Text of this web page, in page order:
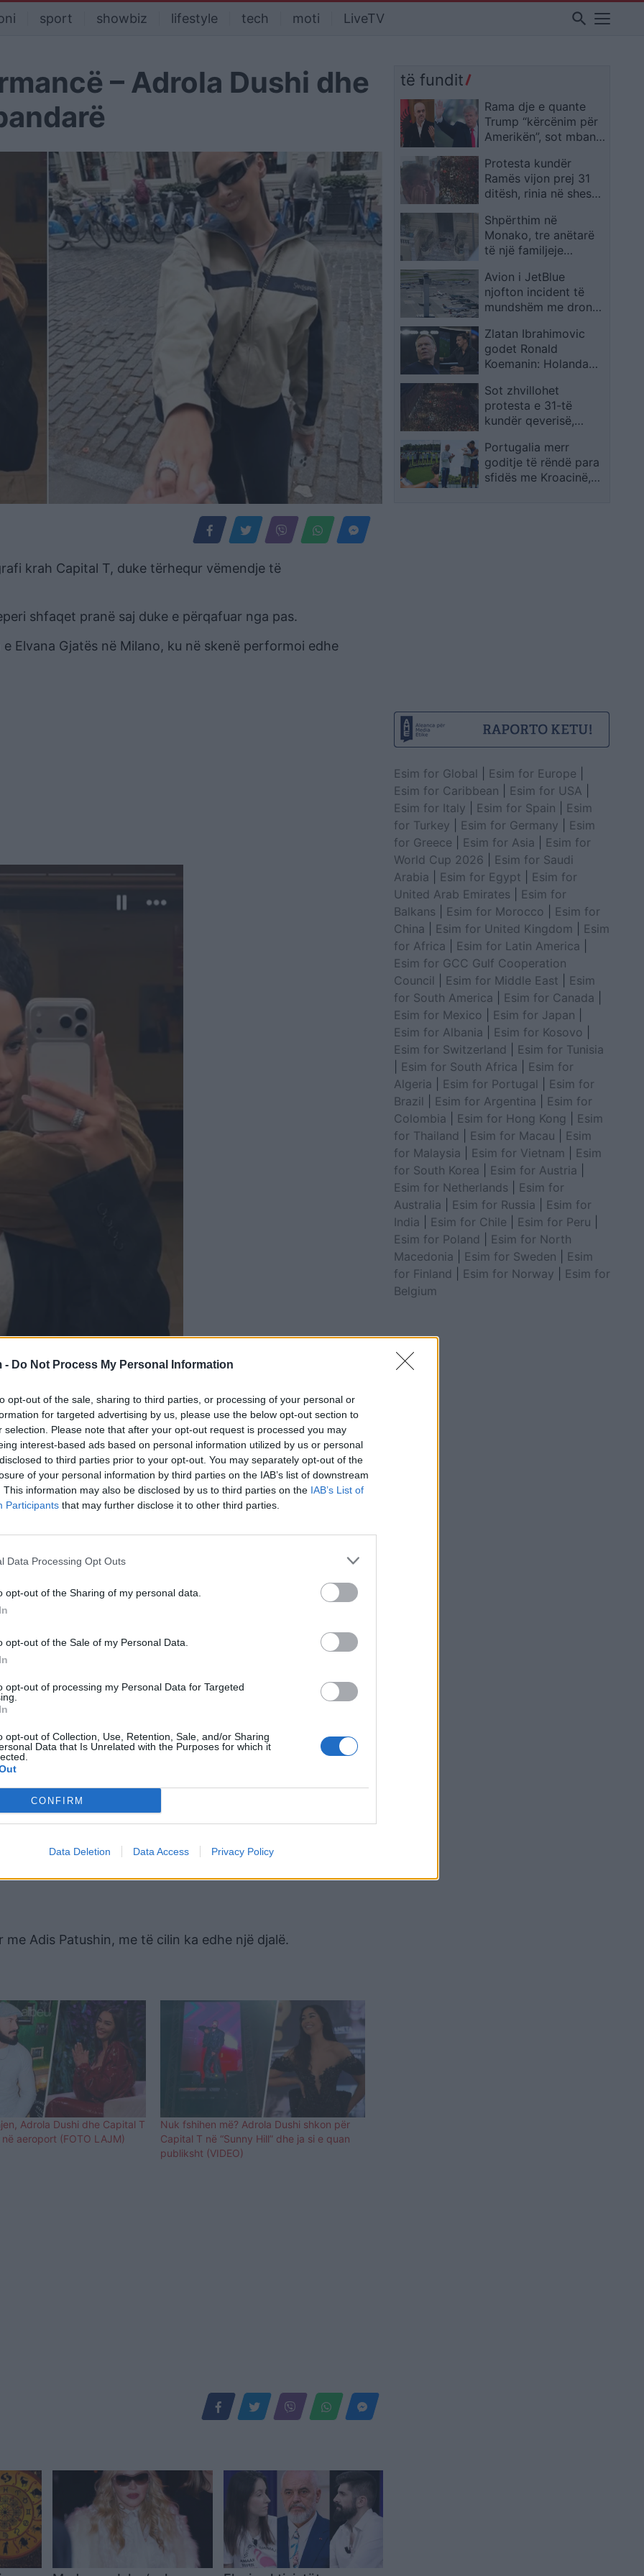
- Do Not Process My Personal Information
opt-out of the sale, sharing to third parties, or processing of your personal or
for targeted advertising by us, please use the below opt-out section to
selection. Please note that after your opt-out request is processed you may
interest-based ads based on personal information utilized by us or personal
to third parties prior to your opt-out. You may separately opt-out of the
of your personal information by third parties on the IAB’s list of downstream
This information may also be disclosed by us to third parties on the IAB’s List of
Participants that may further disclose it to other third parties.
Data Processing Opt Outs
opt-out of the Sharing of my personal data.
opt-out of the Sale of my Personal Data.
opt-out of processing my Personal Data for Targeted
opt-out of Collection, Use, Retention, Sale, and/or Sharing
Data that Is Unrelated with the Purposes for which it
CONFIRM
Data Deletion Data Access Privacy Policy
sport showbiz lifestyle tech moti LiveTV search
– Adrola Dushi dhe
krah Capital T, duke tërhequr vëmendje të
shfaqet pranë saj duke e përqafuar nga pas.
Elvana Gjatës në Milano, ku në skenë performoi edhe
u panë si konfirmim i vazhdueshëm i marrëdhënies së
nivel përfoljesh.
të ndryshme dhe konsiderohet një nga mbështetëset
në pothuajse çdo event apo angazhim artistik.
parë, ndonëse për romancën e tyre flitet prej vitesh.
Adis Patushin, me të cilin ka edhe një djalë.
Adrola Dushi dhe Capital T
në aeroport (FOTO LAJM)
Nuk fshihen më? Adrola Dushi shkon për
Capital T në “Sunny Hill” dhe ja si e quan
publiksht (VIDEO)
të fundit
Rama dje e quante
Trump “kërcënim për
Amerikën”, sot mban
protestave 31-ditore
Protesta kundër
Ramës vijon prej 31
ditësh, rinia në shesh
shpërthen në lot teksa
i mbështet
Shpërthim në
Monako, tre anëtarë
të një familjeje
plagosur; autoritetet
verifikojnë pistën
terroriste
Avion i JetBlue
njofton incident të
mundshëm me dron
në JFK
Zlatan Ibrahimovic
godet Ronald
Koemanin: Holanda
identitetin e saj
Sot zhvillohet
protesta e 31-të
kundër qeverisë,
largimin e
panegociueshëm të
Edi Ramës
Portugalia merr
goditje të rëndë para
sfidës me Kroacinë,
Esim for Global Esim for Europe
Esim for Caribbean
Esim for USA
Esim for Italy
Esim for Spain
Esim
for Turkey
Esim for Germany
Esim
for Greece
Esim for Asia
Esim for
World Cup 2026
Esim for Saudi
Arabia
Esim for Egypt
Esim for
United Arab Emirates
Esim for
Balkans
Esim for Morocco
Esim for
China
Esim for United Kingdom
Esim
for Africa
Esim for Latin America
Esim for GCC Gulf Cooperation
Council
Esim for Middle East
Esim
for South America
Esim for Canada
Esim for Mexico
Esim for Japan
Esim for Albania
Esim for Kosovo
Esim for Switzerland
Esim for Tunisia
Esim for South Africa
Esim for
Algeria
Esim for Portugal
Esim for
Brazil
Esim for Argentina
Esim for
Colombia
Esim for Hong Kong
Esim
for Thailand
Esim for Macau
Esim
for Malaysia
Esim for Vietnam
Esim
for South Korea
Esim for Austria
Esim for Netherlands
Esim for
Australia
Esim for Russia
Esim for
India
Esim for Chile Esim for Peru
Esim for Poland
Esim for North
Macedonia
Esim for Sweden
Esim
for Finland
Esim for Norway
Esim for
Belgium